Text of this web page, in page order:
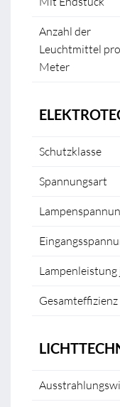
Anzahl der
Leuchtmittel pro
Meter
Schutzklasse
Spannungsart
Gesamteffizienz